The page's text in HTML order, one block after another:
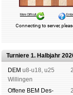
Turniere 1. Halbjahr
DEM u8-u18, u25
Wil­lin­gen
Offene BEM Des­